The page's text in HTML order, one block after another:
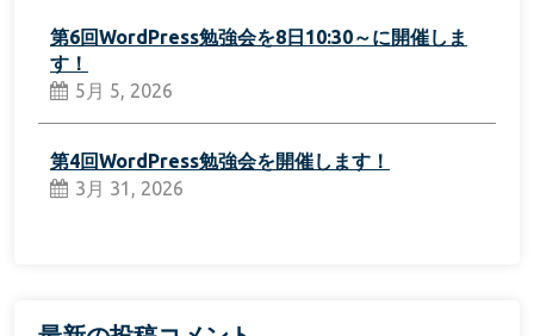
第6回WordPress勉強会を8日10:30～に開催しま
す！
5月 5, 2026
第4回WordPress勉強会を開催します！
3月 31, 2026